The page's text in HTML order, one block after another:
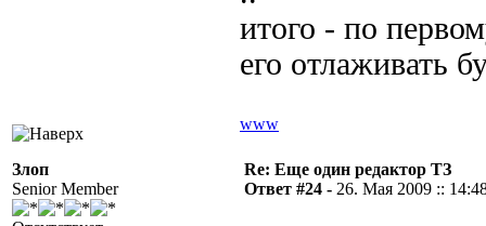
итого - по
его отлаживать
www
Злоп
Senior Member
Re: Еще один редактор ТЗ
Ответ #24 - 26. Мая 2009 ::